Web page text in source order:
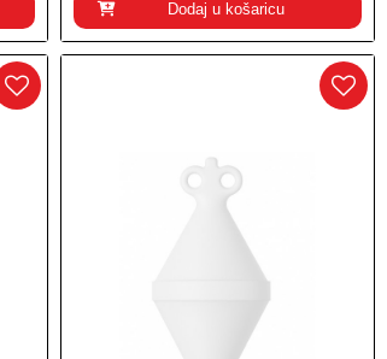
Dodaj u košaricu